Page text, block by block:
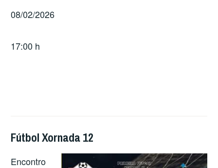
08/02/2026
17:00 h
Fútbol Xornada 12
Encontro